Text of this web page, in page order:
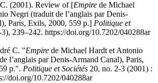
(2001). Review of [Empire de Michael
Negri (traduit de l’anglais par Denis-
Paris, Exils, 2000, 559 p.] Politique et
239–242. https://doi.org/10.7202/040288ar
C. "Empire de Michael Hardt et Antonio
l’anglais par Denis-Armand Canal), Paris,
p.". Politique et Sociétés 20, no. 2-3 (2001) :
doi.org/10.7202/040288ar